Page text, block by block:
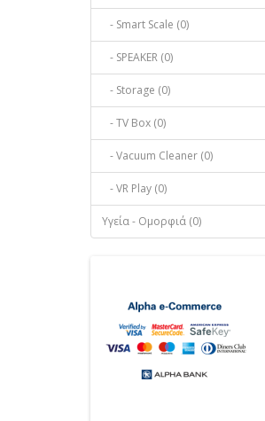
- Smart Scale (0)
- SPEAKER (0)
- Storage (0)
- TV Box (0)
- Vacuum Cleaner (0)
- VR Play (0)
Υγεία - Ομορφιά (0)